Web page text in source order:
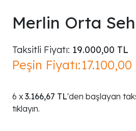
Merlin Orta
Taksitli Fiyatı: 19.000,00 TL
Peşin Fiyatı:17.100,00
3.166,67 TL'den başlayan
tıklayın.